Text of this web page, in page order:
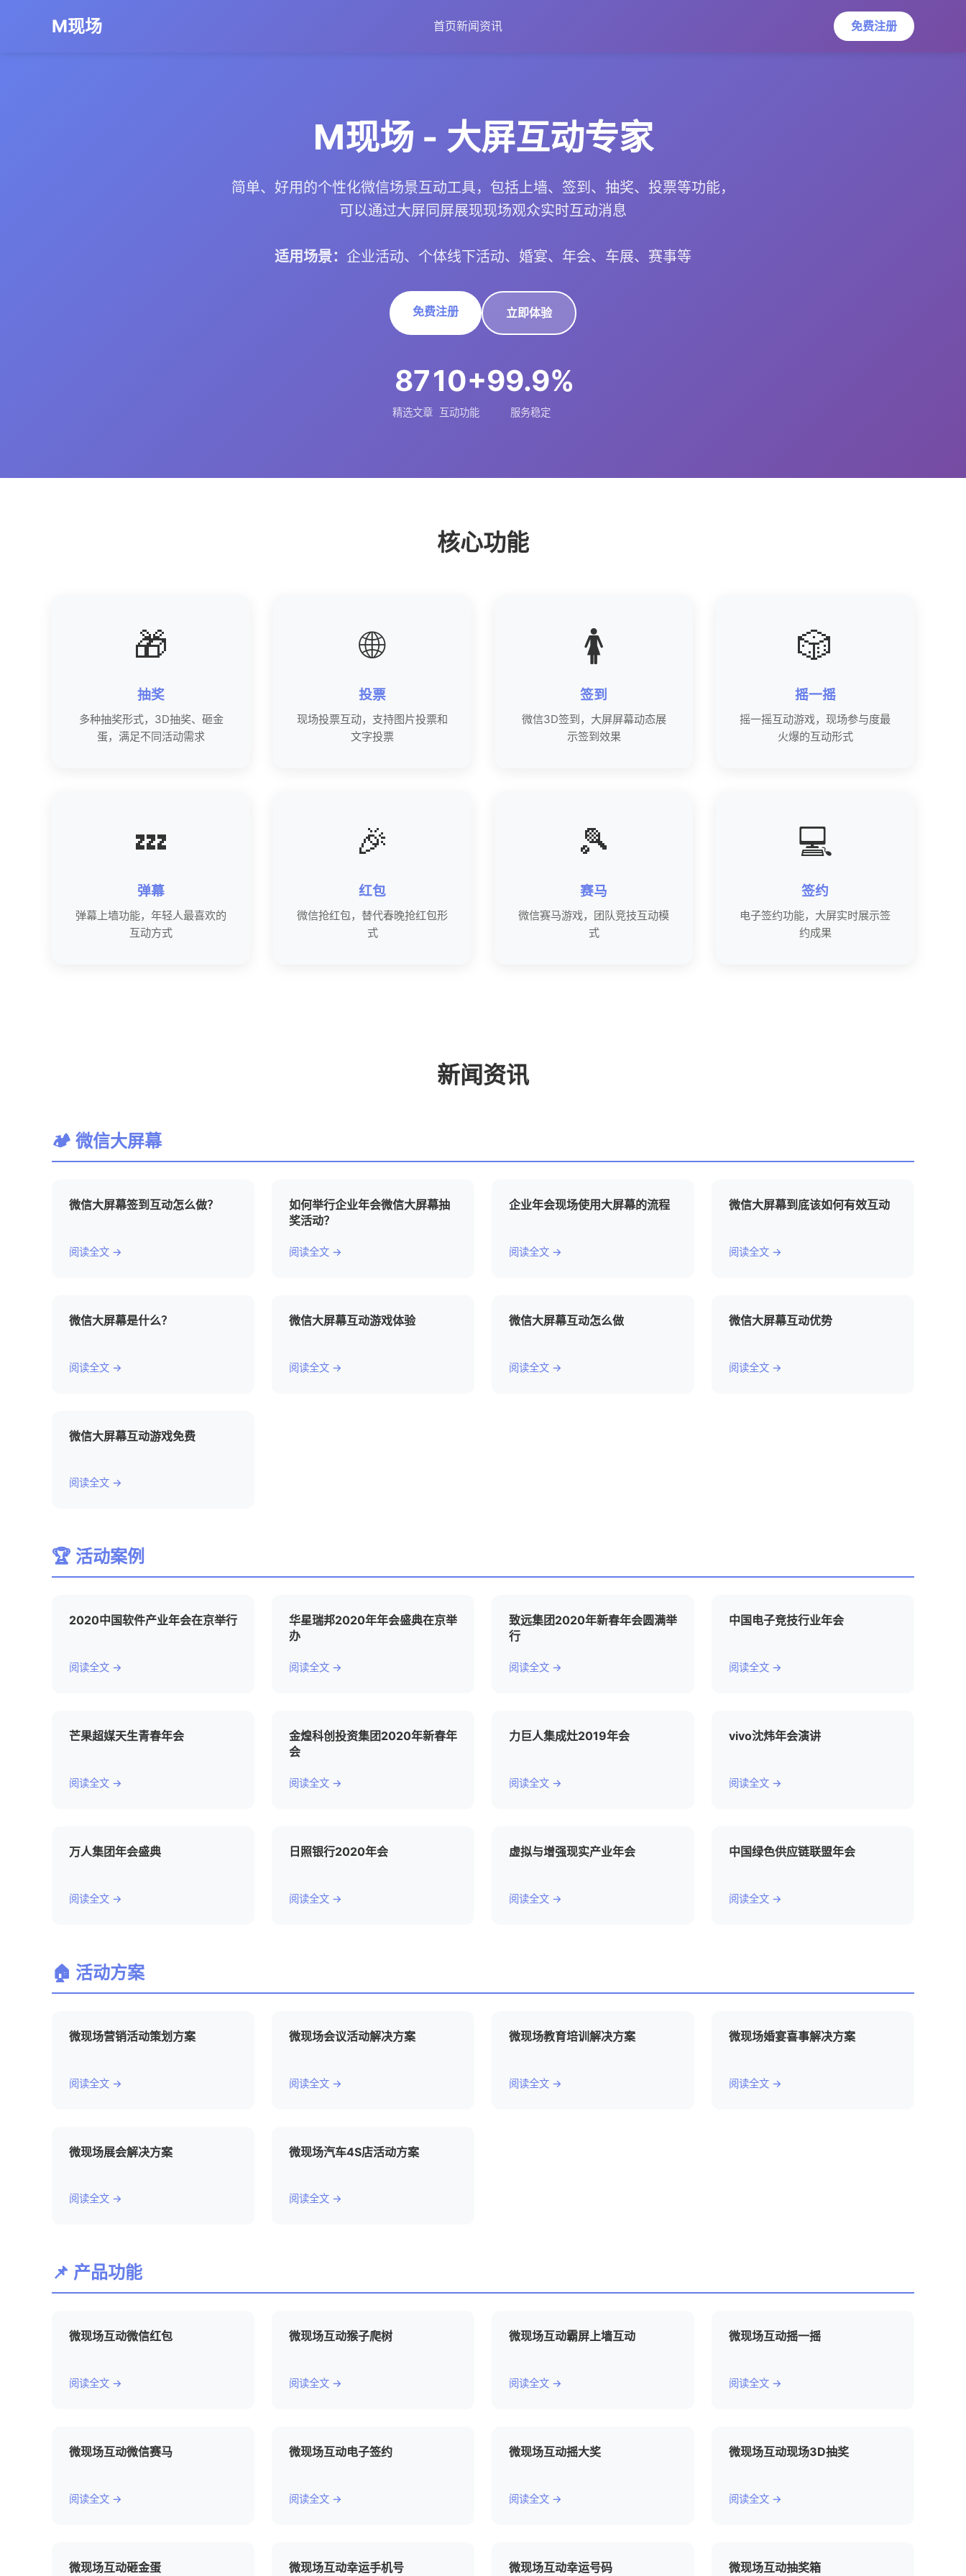
M现场 首页新闻资讯 免费注册
M现场 - 大屏互动专家
简单、好用的个性化微信场景互动工具，包括上墙、签到、抽奖、投票等功能，
可以通过大屏同屏展现现场观众实时互动消息
适用场景： 企业活动、个体线下活动、婚宴、年会、车展、赛事等
免费注册 立即体验
87
精选文章
10+
互动功能
99.9%
服务稳定
核心功能
🎁
抽奖
多种抽奖形式，3D抽奖、砸金
蛋，满足不同活动需求
🌐
投票
现场投票互动，支持图片投票和
文字投票
🚺
签到
微信3D签到，大屏屏幕动态展
示签到效果
🎲
摇一摇
摇一摇互动游戏，现场参与度最
火爆的互动形式
💤
弹幕
弹幕上墙功能，年轻人最喜欢的
互动方式
🎉
红包
微信抢红包，替代春晚抢红包形
式
🎾
赛马
微信赛马游戏，团队竞技互动模
式
💻
签约
电子签约功能，大屏实时展示签
约成果
新闻资讯
🏕 微信大屏幕
微信大屏幕签到互动怎么做？
阅读全文 →
如何举行企业年会微信大屏幕抽
奖活动？
阅读全文 →
企业年会现场使用大屏幕的流程
阅读全文 →
微信大屏幕到底该如何有效互动
阅读全文 →
微信大屏幕是什么？
阅读全文 →
微信大屏幕互动游戏体验
阅读全文 →
微信大屏幕互动怎么做
阅读全文 →
微信大屏幕互动优势
阅读全文 →
微信大屏幕互动游戏免费
阅读全文 →
🏆 活动案例
2020中国软件产业年会在京举行
阅读全文 →
华星瑞邦2020年年会盛典在京举
办
阅读全文 →
致远集团2020年新春年会圆满举
行
阅读全文 →
中国电子竞技行业年会
阅读全文 →
芒果超媒天生青春年会
阅读全文 →
金煌科创投资集团2020年新春年
会
阅读全文 →
力巨人集成灶2019年会
阅读全文 →
vivo沈炜年会演讲
阅读全文 →
万人集团年会盛典
阅读全文 →
日照银行2020年会
阅读全文 →
虚拟与增强现实产业年会
阅读全文 →
中国绿色供应链联盟年会
阅读全文 →
🏠 活动方案
微现场营销活动策划方案
阅读全文 →
微现场会议活动解决方案
阅读全文 →
微现场教育培训解决方案
阅读全文 →
微现场婚宴喜事解决方案
阅读全文 →
微现场展会解决方案
阅读全文 →
微现场汽车4S店活动方案
阅读全文 →
📌 产品功能
微现场互动微信红包
阅读全文 →
微现场互动猴子爬树
阅读全文 →
微现场互动霸屏上墙互动
阅读全文 →
微现场互动摇一摇
阅读全文 →
微现场互动微信赛马
阅读全文 →
微现场互动电子签约
阅读全文 →
微现场互动摇大奖
阅读全文 →
微现场互动现场3D抽奖
阅读全文 →
微现场互动砸金蛋 微现场互动幸运手机号 微现场互动幸运号码 微现场互动抽奖箱